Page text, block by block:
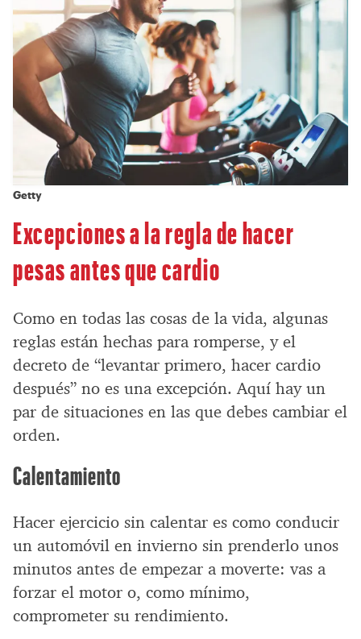
Getty
Excepciones a la regla de hacer
pesas antes que cardio
Como en todas las cosas de la vida, algunas
reglas están hechas para romperse, y el
decreto de “levantar primero, hacer cardio
después” no es una excepción. Aquí hay un
par de situaciones en las que debes cambiar el
orden.
Calentamiento
Hacer ejercicio sin calentar es como conducir
un automóvil en invierno sin prenderlo unos
minutos antes de empezar a moverte: vas a
forzar el motor o, como mínimo,
comprometer su rendimiento.